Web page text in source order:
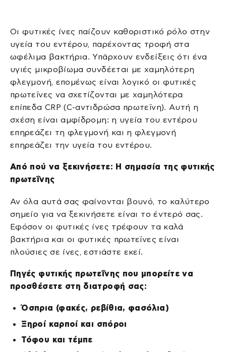
Οι φυτικές ίνες παίζουν καθοριστικό ρόλο στην
υγεία του εντέρου, παρέχοντας τροφή στα
ωφέλιμα βακτήρια. Υπάρχουν ενδείξεις ότι ένα
υγιές μικροβίωμα συνδέεται με χαμηλότερη
φλεγμονή, επομένως είναι λογικό οι φυτικές
πρωτεΐνες να σχετίζονται με χαμηλότερα
επίπεδα CRP (C-αντιδρώσα πρωτεΐνη). Αυτή η
σχέση είναι αμφίδρομη: η υγεία του εντέρου
επηρεάζει τη φλεγμονή και η φλεγμονή
επηρεάζει την υγεία του εντέρου.
Από πού να ξεκινήσετε: Η σημασία της φυτικής
πρωτεΐνης
Αν όλα αυτά σας φαίνονται βουνό, το καλύτερο
σημείο για να ξεκινήσετε είναι το έντερό σας.
Εφόσον οι φυτικές ίνες τρέφουν τα καλά
βακτήρια και οι φυτικές πρωτεΐνες είναι
πλούσιες σε ίνες, εστιάστε εκεί.
Πηγές φυτικής πρωτεΐνης που μπορείτε να
προσθέσετε στη διατροφή σας:
Όσπρια (φακές, ρεβίθια, φασόλια)
Ξηροί καρποί και σπόροι
Τόφου και τέμπε